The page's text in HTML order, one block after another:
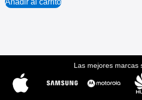
Las mejores marcas